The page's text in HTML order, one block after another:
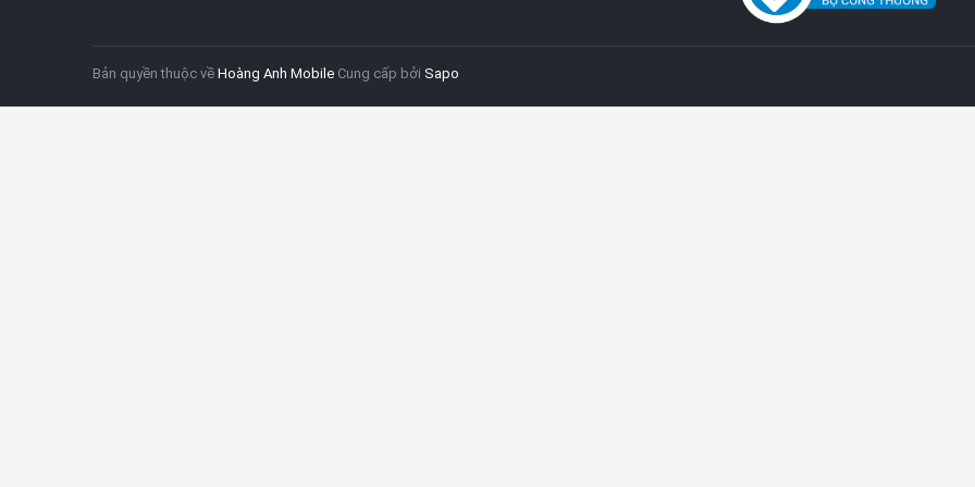
Bản quyền thuộc về Hoàng Anh Mobile Cung cấp bởi Sapo